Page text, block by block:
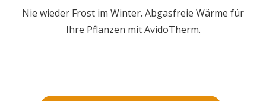
Nie wieder Frost im Winter. Abgasfreie Wärme für
Ihre Pflanzen mit AvidoTherm.